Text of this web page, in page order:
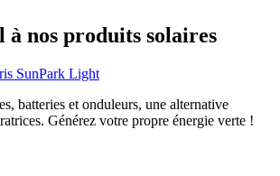
à nos produits solaires
batteries et onduleurs, une alternative
Générez votre propre énergie verte !